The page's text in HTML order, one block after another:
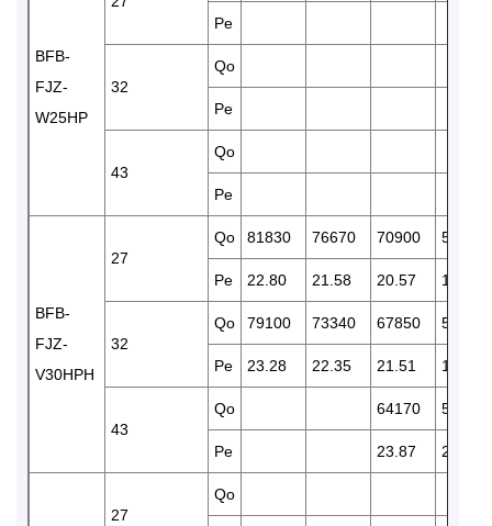
BFB-
FJZ-
W25HP
Pe
32
Qo
Pe
43
Qo
Pe
BFB-
FJZ-
V30HPH
27
Qo 81830 76670 70900 59580
Pe 22.80 21.58 20.57 18.69
32
Qo 79100 73340 67850 57680
Pe 23.28 22.35 21.51 19.58
43
Qo 64170 53830
Pe 23.87 21.62
27
Qo